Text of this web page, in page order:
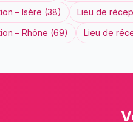
– Isère (38)
Lieu de
– Rhône (69) Lieu de